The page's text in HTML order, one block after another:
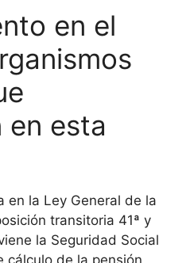
en el
en esta
en la Ley General de la
transitoria 41ª y
la Seguridad Social